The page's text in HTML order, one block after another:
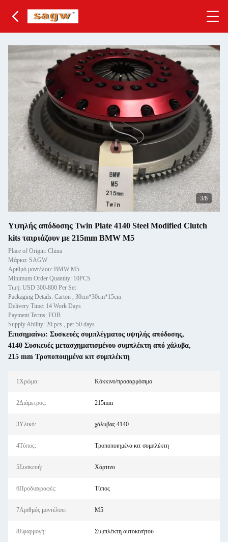
3/6
Υψηλής απόδοσης Twin Plate 4140 Steel Modified Clutch
kits ταιριάζουν με 215mm BMW M5
Place of Origin: China
Μάρκα: SAGW
Αριθμό μοντέλου: BMW M5
Minimum Order Quantity: 10PCS
Τιμή: USD 300-800 Per Set
Packaging Details: Carton , 30cm*30cm*15cm
Delivery Time: 14 Work Days
Payment Terms: FOB
Supply Ability: 20 pcs , per 50 days
Επισημαίνω: Συσκευές συμπλέγματος υψηλής απόδοσης,
4140 Συσκευές μετασχηματισμένου συμπλέκτη από χάλυβα,
215 mm Τροποποιημένα κιτ συμπλέκτη
1Χρώμα: Κόκκινο/προσαρμόσιμο
2Διάμετρος: 215mm
3Υλικό: χάλυβας 4140
4Τύπος: Τροποποιημένα κιτ συμπλέκτη
5Συσκευή: Χάρτινο
6Προδιαγραφές: Τύπος
7Αριθμός μοντέλου: M5
8Εφαρμογή: Συμπλέκτη αυτοκινήτου